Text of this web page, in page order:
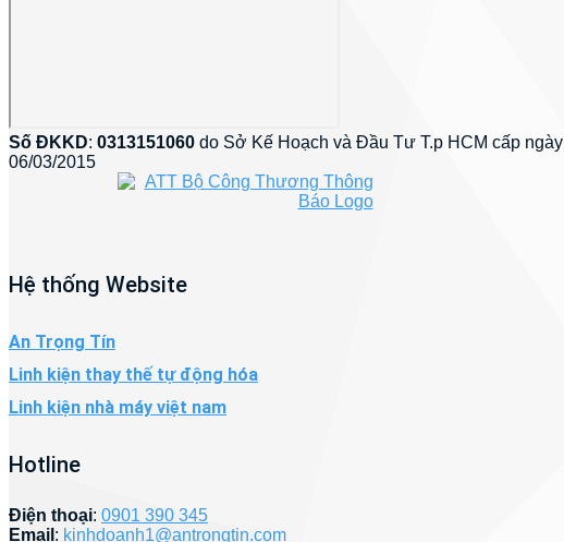
Số ĐKKD: 0313151060 do Sở Kế Hoạch và Đầu Tư T.p HCM cấp ngày
06/03/2015
Hệ thống Website
An Trọng Tín
Linh kiện thay thế tự động hóa
Linh kiện nhà máy việt nam
Hotline
Điện thoại: 0901 390 345
Email : kinhdoanh1@antrongtin.com